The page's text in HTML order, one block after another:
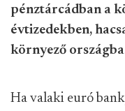
pénztárcádban a
évtizedekben,
környező
Ha valaki euró